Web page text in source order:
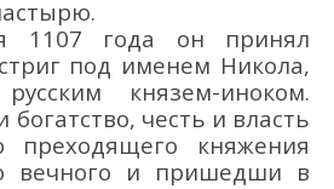
1107 года он принял
под именем Никола,
князем-иноком.
богатство, честь и власть
преходящего княжения
вечного и пришедши в